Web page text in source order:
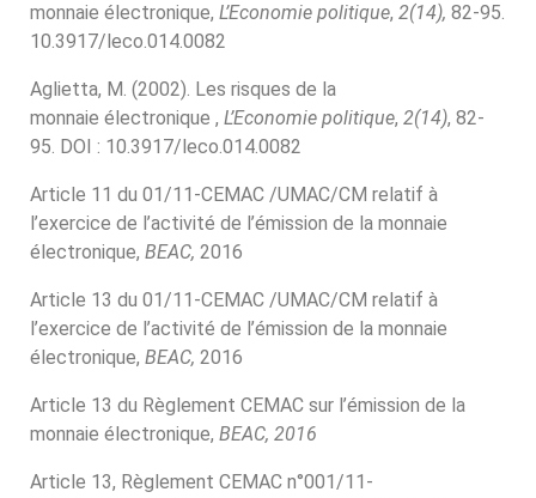
monnaie électronique, L’Economie politique, 2(14), 82-95.
10.3917/leco.014.0082
Aglietta, M. (2002). Les risques de la
monnaie électronique , L’Economie politique, 2(14), 82-
95. DOI : 10.3917/leco.014.0082
Article 11 du 01/11-CEMAC /UMAC/CM relatif à
l’exercice de l’activité de l’émission de la monnaie
électronique, BEAC, 2016
Article 13 du 01/11-CEMAC /UMAC/CM relatif à
l’exercice de l’activité de l’émission de la monnaie
électronique, BEAC, 2016
Article 13 du Règlement CEMAC sur l’émission de la
monnaie électronique, BEAC, 2016
Article 13, Règlement CEMAC n°001/11-